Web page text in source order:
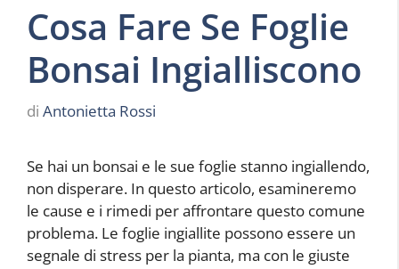
Cosa Fare Se Foglie
Bonsai Ingialliscono
di Antonietta Rossi
Se hai un bonsai e le sue foglie stanno ingiallendo,
non disperare. In questo articolo, esamineremo
le cause e i rimedi per affrontare questo comune
problema. Le foglie ingiallite possono essere un
segnale di stress per la pianta, ma con le giuste